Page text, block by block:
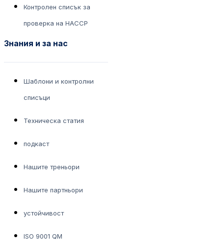
Контролен списък за
проверка на HACCP
Знания и за нас
Шаблони и контролни
списъци
Техническа статия
подкаст
Нашите треньори
Нашите партньори
устойчивост
ISO 9001 QM